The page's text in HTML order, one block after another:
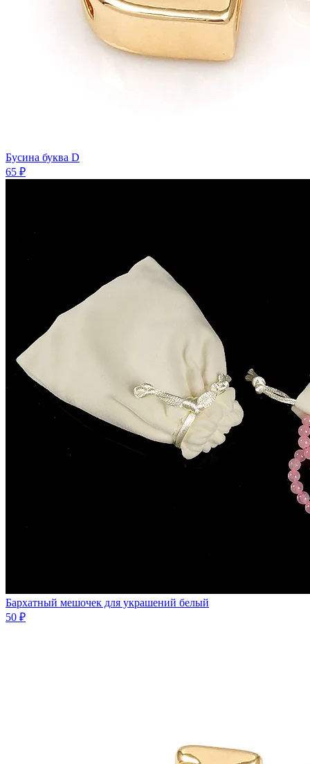
Бусина буква D
65 ₽
Бархатный мешочек для украшений белый
50 ₽